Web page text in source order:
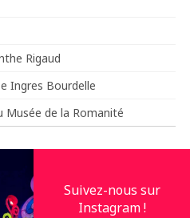
Rigaud
Ingres Bourdelle
Musée de la Romanité
Suivez-nous sur
Instagram !